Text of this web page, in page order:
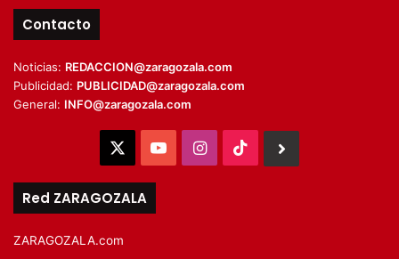
Contacto
Noticias: REDACCION@zaragozala.com
Publicidad: PUBLICIDAD@zaragozala.com
General: INFO@zaragozala.com
YouTubeInstagram
TikTok
Red ZARAGOZALA
ZARAGOZALA.com